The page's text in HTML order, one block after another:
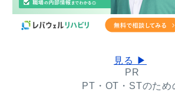
見る ▶
PR
PT・OT・STのため